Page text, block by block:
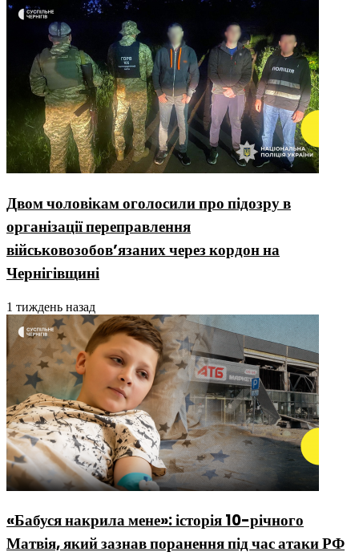
Двом чоловікам оголосили про підозру в
організації переправлення
військовозобовʼязаних через кордон на
Чернігівщині
1 тиждень назад
«Бабуся накрила мене»: історія 10-річного
Матвія, який зазнав поранення під час атаки РФ